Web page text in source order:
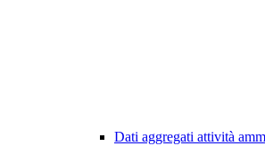
Dati aggregati attività